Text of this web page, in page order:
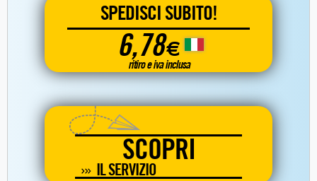
SPEDISCI SUBITO!
6,78€
ritiro e iva inclusa
SCOPRI
IL SERVIZIO